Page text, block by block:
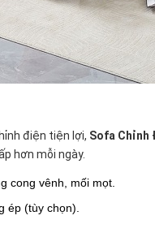
điện tiện lợi, Sofa Chỉnh
hơn mỗi ngày.
cong vênh, mối mọt.
ép (tùy chọn).